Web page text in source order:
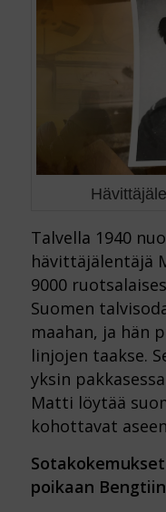
Talvella 1940
hävittäjälentäjä
9000
Suomen
maahan, ja hän
linjojen taakse.
yksin
Matti löytää
kohottavat
poikaan Bengtiin